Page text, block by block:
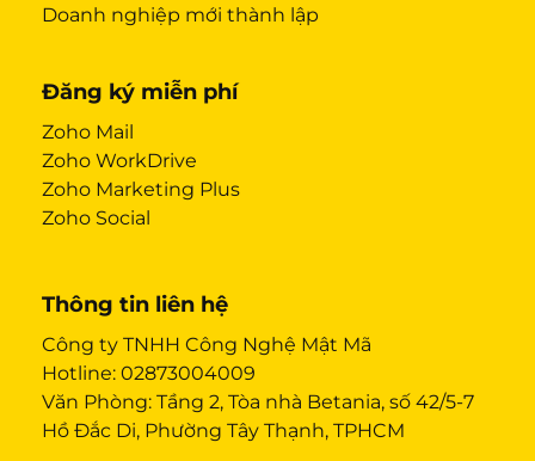
Doanh nghiệp mới thành lập
Đăng ký miễn phí
Zoho Mail
Zoho WorkDrive
Zoho Marketing Plus
Zoho Social
Thông tin liên hệ
Công ty TNHH Công Nghệ Mật Mã
Hotline: 02873004009
Văn Phòng: Tầng 2, Tòa nhà Betania, số 42/5-7
Hồ Đắc Di, Phường Tây Thạnh, TPHCM